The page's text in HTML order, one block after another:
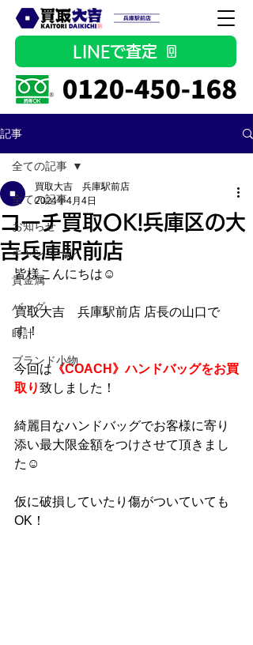
LINEで査定
記事
全ての記事
お知らせ
キャンペーン
貴金属
バッグ
時計
ブランド小物
全ての記事
コーチ買取OK!兵庫区の大
吉兵庫駅前店
買取大吉 兵庫駅前店
2024年4月4日
皆様こんにちは☺
買取大吉　兵庫駅前店 店長の山口で
す！
今回は 《COACH》ハンドバッグをお買
取り致しました！
綺麗目なハンドバッグでお客様に寄り
添い最大限金額をつけさせて頂きまし
た☺
仮に破損していたり傷がついていても
OK！